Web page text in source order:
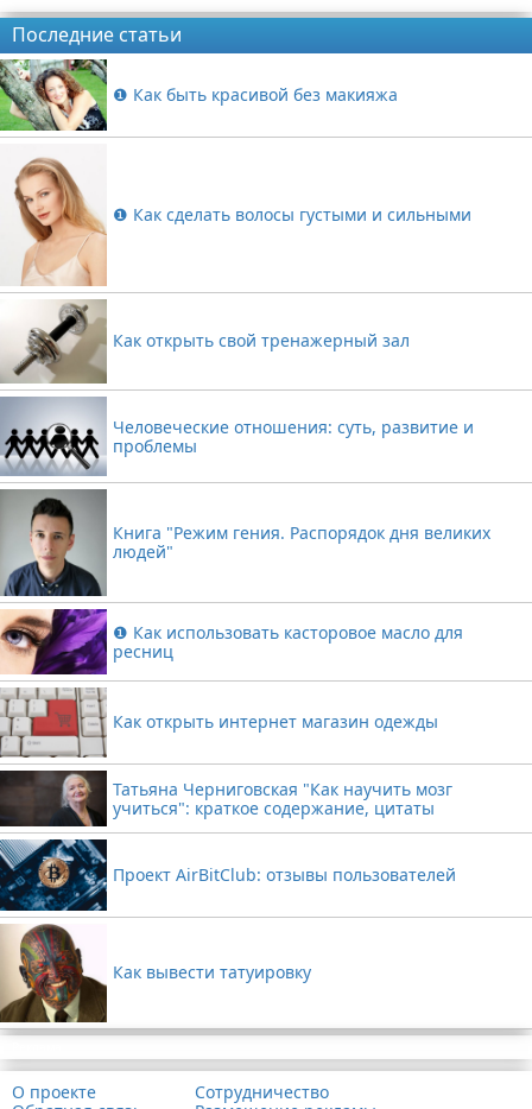
Последние статьи
❶ Как быть красивой без макияжа
❶ Как сделать волосы густыми и сильными
Как открыть свой тренажерный зал
Человеческие отношения: суть, развитие и
проблемы
Книга "Режим гения. Распорядок дня великих
людей"
❶ Как использовать касторовое масло для
ресниц
Как открыть интернет магазин одежды
Татьяна Черниговская "Как научить мозг
учиться": краткое содержание, цитаты
Проект AirBitClub: отзывы пользователей
Как вывести татуировку
О проекте
Сотрудничество